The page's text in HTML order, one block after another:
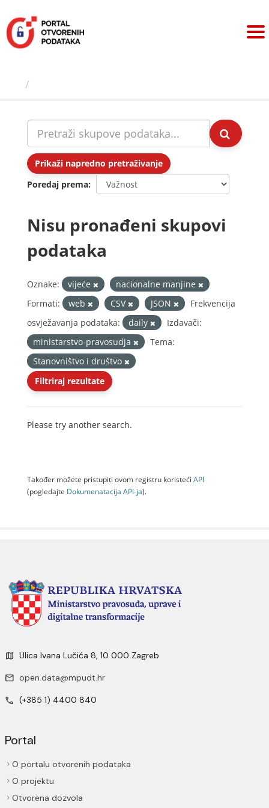
sadržaj
Prikaži napredno pretraživanje
Poredaj prema
Nisu pronađeni skupovi
podataka
Oznake: vijeće
nacionalne manjine
Formati:
web CSV JSON
Frekvencija
osvježavanja podataka:
daily
Izdavači:
ministarstvo-pravosudja
Tema:
Stanovništvo i društvo
Filtriraj rezultate
Please try another search.
Također možete pristupiti ovom registru koristeći API
(pogledajte Dokumenаtаcijа API-jа).